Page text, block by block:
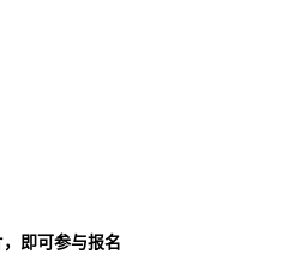
即可参与报名